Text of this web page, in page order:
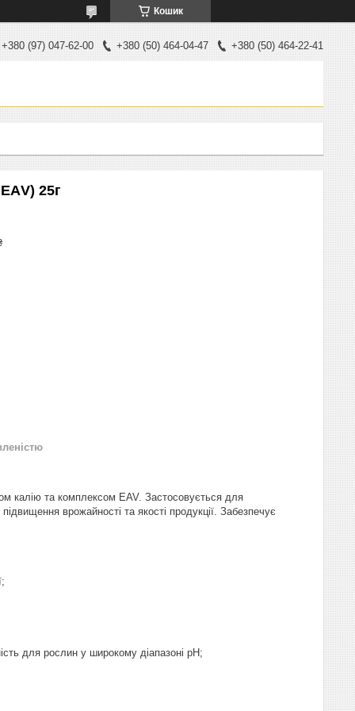
Кошик
+380 (97) 047-62-00 +380 (50) 464-04-47 +380 (50) 464-22-41
25г
калію та комплексом EAV. Застосовується для
врожайності та якості продукції. Забезпечує
для рослин у широкому діапазоні pH;